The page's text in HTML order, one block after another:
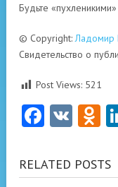
Будьте
© Copyright:Ладомир
Свидетельство о
Post Views: 521
VK
RELATED POSTS